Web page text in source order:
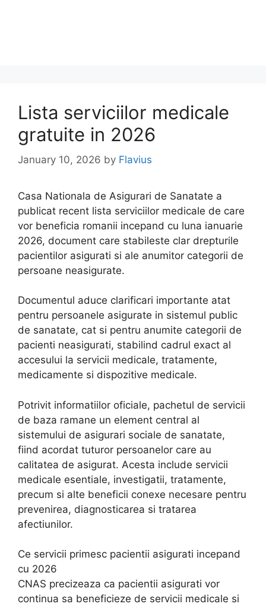
Lista serviciilor medicale
gratuite in 2026
January 10, 2026 by Flavius
Casa Nationala de Asigurari de Sanatate a
publicat recent lista serviciilor medicale de care
vor beneficia romanii incepand cu luna ianuarie
2026, document care stabileste clar drepturile
pacientilor asigurati si ale anumitor categorii de
persoane neasigurate.
Documentul aduce clarificari importante atat
pentru persoanele asigurate in sistemul public
de sanatate, cat si pentru anumite categorii de
pacienti neasigurati, stabilind cadrul exact al
accesului la servicii medicale, tratamente,
medicamente si dispozitive medicale.
Potrivit informatiilor oficiale, pachetul de servicii
de baza ramane un element central al
sistemului de asigurari sociale de sanatate,
fiind acordat tuturor persoanelor care au
calitatea de asigurat. Acesta include servicii
medicale esentiale, investigatii, tratamente,
precum si alte beneficii conexe necesare pentru
prevenirea, diagnosticarea si tratarea
afectiunilor.
Ce servicii primesc pacientii asigurati incepand
cu 2026
CNAS precizeaza ca pacientii asigurati vor
continua sa beneficieze de servicii medicale si